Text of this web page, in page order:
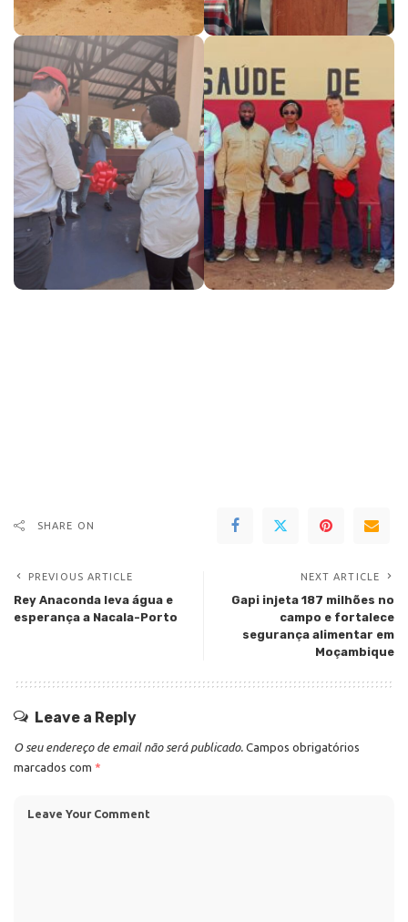
SHARE ON
PREVIOUS ARTICLE
Rey Anaconda leva água e
esperança a Nacala-Porto
NEXT ARTICLE
Gapi injeta 187 milhões no
campo e fortalece
segurança alimentar em
Moçambique
Leave a Reply
O seu endereço de email não será publicado. Campos obrigatórios
marcados com *